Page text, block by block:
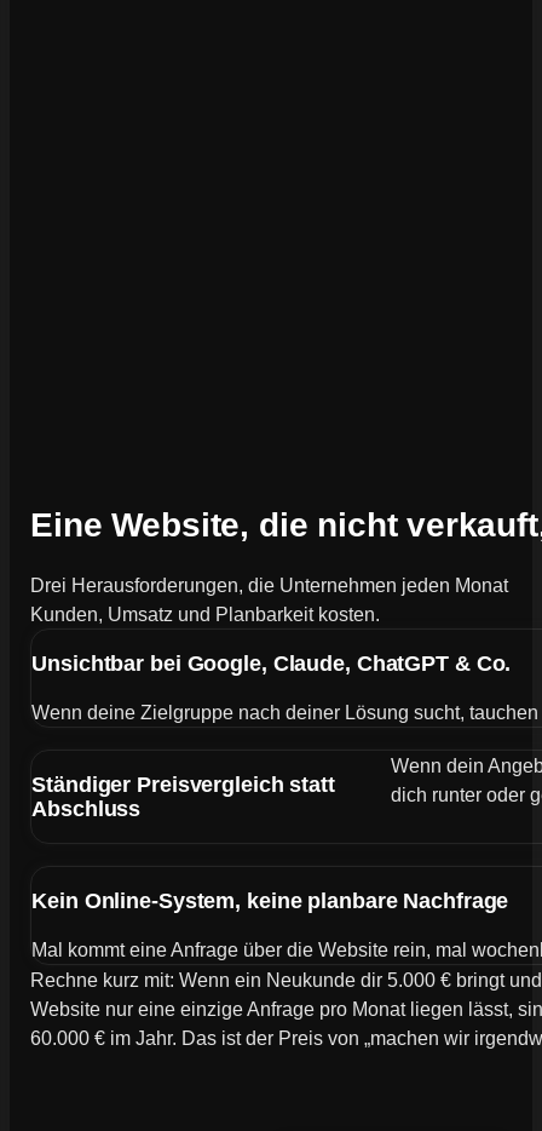
Eine Website, die nicht
Drei Herausforderungen, die Unternehmen jeden Monat
Kunden, Umsatz und Planbarkeit kosten.
Unsichtbar bei Google, Claude, ChatGPT & Co.
Wenn deine Zielgruppe nach deiner Lösung sucht,
Ständiger Preisvergleich statt
Abschluss
Wenn dein
dich runter oder
Kein Online-System, keine planbare Nachfrage
Mal kommt eine Anfrage über die Website rein, mal
Rechne kurz mit: Wenn ein Neukunde dir 5.000 € bringt
Website nur eine einzige Anfrage pro Monat liegen lässt,
60.000 € im Jahr. Das ist der Preis von „machen wir